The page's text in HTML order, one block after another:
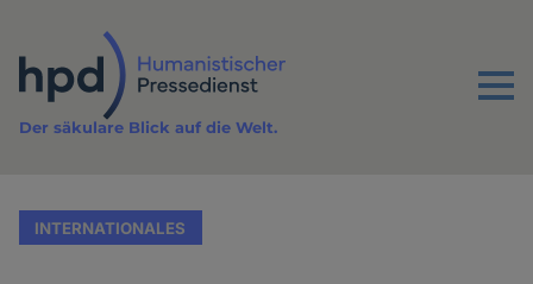
Inhalt
Menu
Der säkulare Blick auf die Welt.
INTERNATIONALES